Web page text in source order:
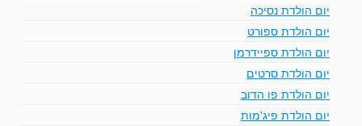
יום הולדת נסיכה
יום הולדת ספורט
יום הולדת ספיידרמן
יום הולדת סרטים
יום הולדת פו הדוב
יום הולדת פיג'מות